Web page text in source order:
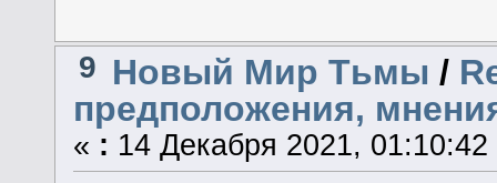
9 Новый Мир Тьмы /
предположения,
« : 14 Декабря 2021, 01:10:42